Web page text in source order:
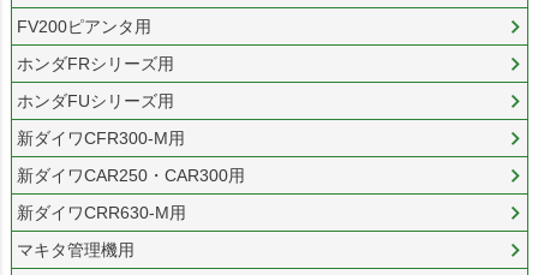
FV200ピアンタ用
ホンダFRシリーズ用
ホンダFUシリーズ用
新ダイワCFR300-M用
新ダイワCAR250・CAR300用
新ダイワCRR630-M用
マキタ管理機用